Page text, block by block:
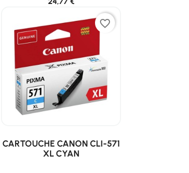
favorite_border
CARTOUCHE CANON CLI-571
XL CYAN